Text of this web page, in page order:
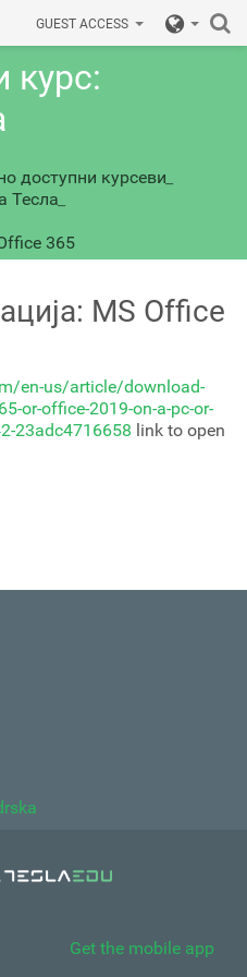
GUEST ACCESS
курс:
доступни курсеви
Тесла
365
MS Office
en-us/article/download-
or-office-2019-on-a-pc-or-
23adc4716658 link to open
Get the mobile app